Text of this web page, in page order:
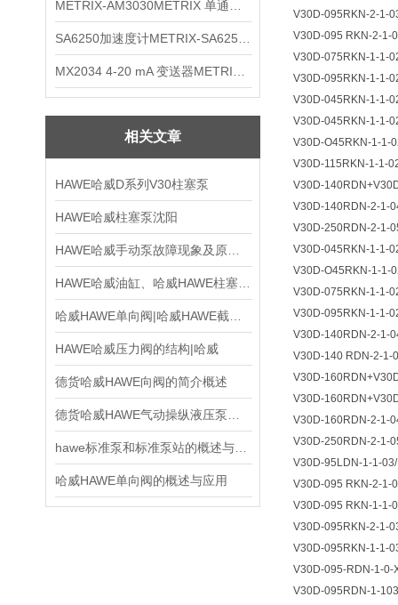
相关文章
HAWE哈威D系列V30柱塞泵
HAWE哈威柱塞泵沈阳
HAWE哈威压力阀的结构|哈威
德货哈威HAWE向阀的简介概述
哈威HAWE单向阀的概述与应用
V30D-095RKN-2-1-
V30D-095 RKN-2-1-
V30D-075RKN-1-1-
V30D-095RKN-1-1-
V30D-045RKN-1-1-
V30D-045RKN-1-1-
V30D-O45RKN-1-1-
V30D-115RKN-1-1-
V30D-
V30D-140RDN-2-1-
V30D-250RDN-2-1-
V30D-045RKN-1-1-
V30D-O45RKN-1-1-
V30D-075RKN-1-1-
V30D-095RKN-1-1-
V30D-140RDN-2-1-
V30D-140 RDN-2-1-
V30D-
V30D-
V30D-160RDN-2-1-
V30D-250RDN-2-1-
V30D-95LDN-1-1-
V30D-095 RKN-2-1-
V30D-095 RKN-1-1-
V30D-095RKN-2-1-
V30D-095RKN-1-1-
V30D-095-RDN-1-0-
V30D-095RDN-1-